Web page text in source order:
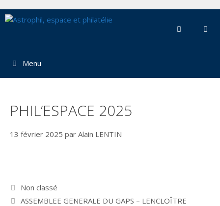
au
Menu
PHIL’ESPACE 2025
13 février 2025 par Alain LENTIN
Catégories
Non classé
ASSEMBLEE GENERALE DU GAPS – LENCLOÎTRE